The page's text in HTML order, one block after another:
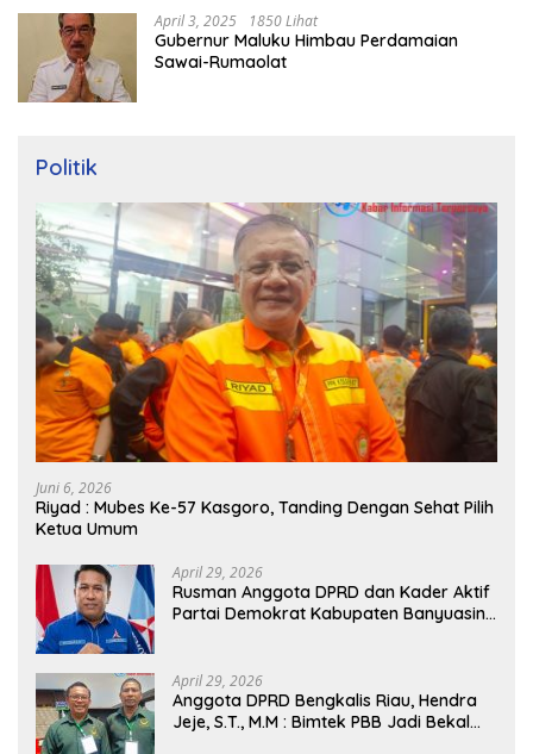
April 3, 2025 1850 Lihat
Gubernur Maluku Himbau Perdamaian
Sawai-Rumaolat
Politik
Juni 6, 2026
Riyad : Mubes Ke-57 Kasgoro, Tanding Dengan Sehat Pilih
Ketua Umum
April 29, 2026
Rusman Anggota DPRD dan Kader Aktif
Partai Demokrat Kabupaten Banyuasin
April 29, 2026
Anggota DPRD Bengkalis Riau, Hendra
Jeje, S.T., M.M : Bimtek PBB Jadi Bekal